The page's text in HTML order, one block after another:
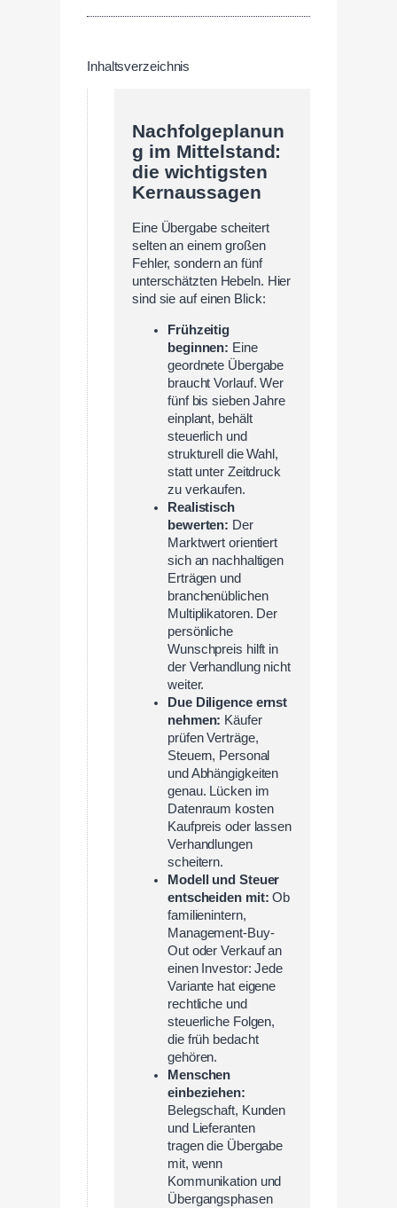
Inhaltsverzeichnis
Nachfolgeplanun
g im Mittelstand:
die wichtigsten
Kernaussagen
Eine Übergabe scheitert
selten an einem großen
Fehler, sondern an fünf
unterschätzten Hebeln. Hier
sind sie auf einen Blick:
Frühzeitig
beginnen: Eine
geordnete Übergabe
braucht Vorlauf. Wer
fünf bis sieben Jahre
einplant, behält
steuerlich und
strukturell die Wahl,
statt unter Zeitdruck
zu verkaufen.
Realistisch
bewerten: Der
Marktwert orientiert
sich an nachhaltigen
Erträgen und
branchenüblichen
Multiplikatoren. Der
persönliche
Wunschpreis hilft in
der Verhandlung nicht
weiter.
Due Diligence ernst
nehmen: Käufer
prüfen Verträge,
Steuern, Personal
und Abhängigkeiten
genau. Lücken im
Datenraum kosten
Kaufpreis oder lassen
Verhandlungen
scheitern.
Modell und Steuer
entscheiden mit:Ob
familienintern,
Management-Buy-
Out oder Verkauf an
einen Investor: Jede
Variante hat eigene
rechtliche und
steuerliche Folgen,
die früh bedacht
gehören.
Menschen
einbeziehen:
Belegschaft, Kunden
und Lieferanten
tragen die Übergabe
mit, wenn
Kommunikation und
Übergangsphasen